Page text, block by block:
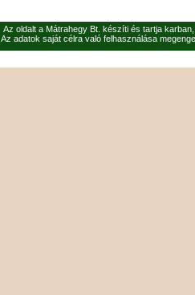
Az oldalt a Mátrahegy Bt. készíti és tartja
Az adatok saját célra való felhasználása